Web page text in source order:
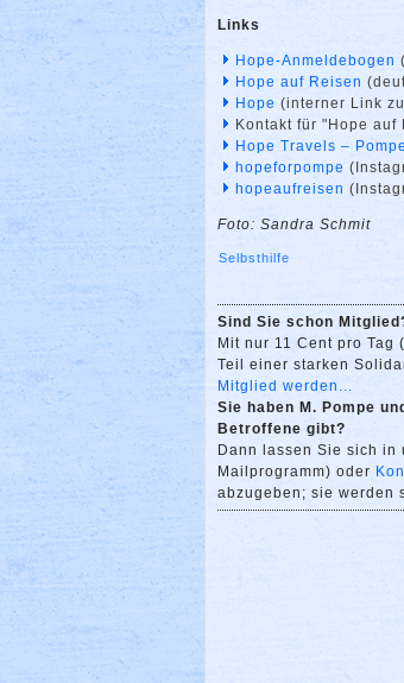
Links
Hope-Anmeldebogen
Hope auf Reisen
Hope (interner Link
Kontakt für "Hope auf
Hope Travels –
hopeforpompe
hopeaufreisen
Foto: Sandra Schmit
Selbsthilfe
Sind Sie schon
Mit nur 11 Cent pro
Teil einer starken
Mitglied werden...
Sie haben M. Pompe
Betroffene gibt?
Dann lassen Sie sich in
Mailprogramm) oder
abzugeben; sie werden